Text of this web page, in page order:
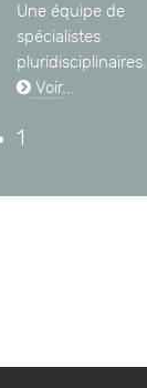
Une équipe de
spécialistes
pluridisciplinaires.
Voir...
1